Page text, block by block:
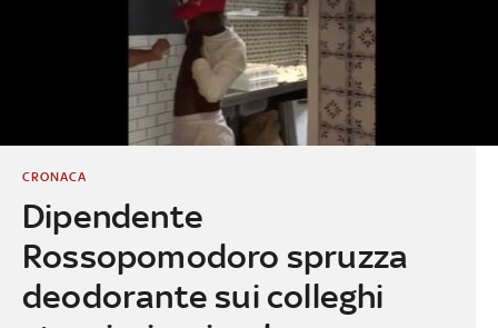
Dipendente
Rossopomodoro spruzza
deodorante sui colleghi
CRONACA